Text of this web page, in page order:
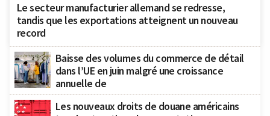
Le secteur manufacturier allemand se redresse,
tandis que les exportations atteignent un nouveau
record
Baisse des volumes du commerce de détail
dans l’UE en juin malgré une croissance
annuelle de
Les nouveaux droits de douane américains